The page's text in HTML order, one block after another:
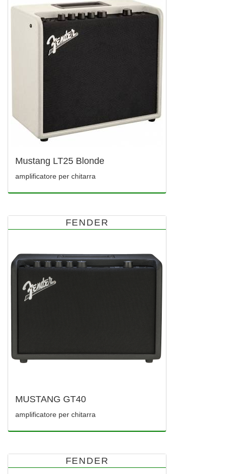
Mustang LT25 Blonde
amplificatore per chitarra
FENDER
MUSTANG GT40
amplificatore per chitarra
FENDER